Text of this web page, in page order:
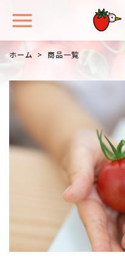
ホーム > 商品一覧